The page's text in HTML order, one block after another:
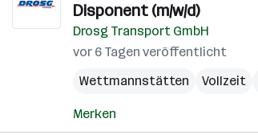
Disponent (m/w/d)
Drosg Transport GmbH
vor 6 Tagen veröffentlicht
Wettmannstätten
Vollzeit
Merken